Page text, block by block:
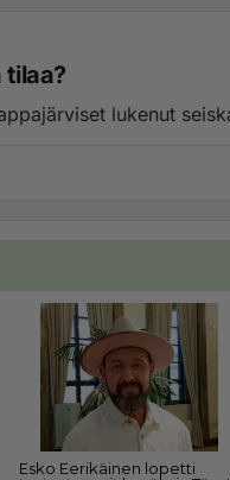
tilaa?
lukenut